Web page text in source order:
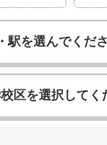
駅を選んでくだ
区を選択してく